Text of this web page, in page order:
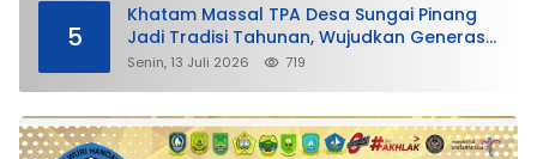
5
Khatam Massal TPA Desa Sungai Pinang
Jadi Tradisi Tahunan, Wujudkan Generasi
Qurani
Senin, 13 Juli 2026 719